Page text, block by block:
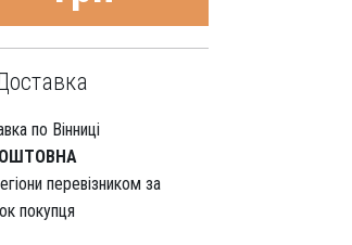
по Вінниці
перевізником за
покупця